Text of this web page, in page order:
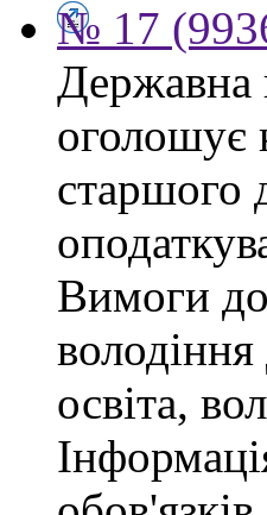
№ 17
Державна
оголошує
старшого
Вимоги до
освіта,